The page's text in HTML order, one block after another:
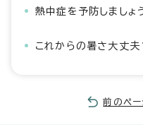
熱中症を予防しましょ
これからの暑さ大丈夫
前のペー